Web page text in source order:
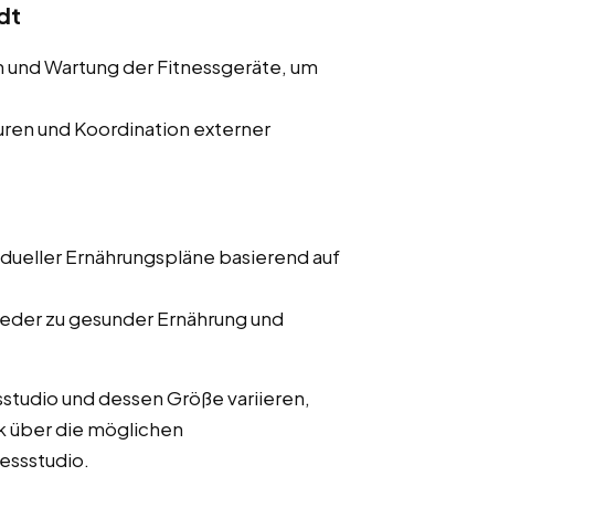
Wartung der Fitnessgeräte, um
und Koordination externer
Ernährungspläne basierend auf
zu gesunder Ernährung und
und dessen Größe variieren,
über die möglichen